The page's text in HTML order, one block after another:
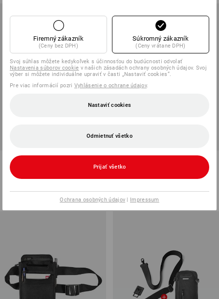
Backpack e.s.motion ten
5 farieb
e.s. Taška na náradie na plece
1 farba
(v. DPH) od 6 ks
Firemný zákazník
(Ceny bez DPH)
Súkromný zákazník
(Ceny vrátane DPH)
Svoj súhlas môžete kedykoľvek s účinnosťou do budúcnosti odvolať
Nastavenia súborov cookie v našich zásadách ochrany osobných údajov. Svoj
výber si môžete individuálne upraviť v časti „Nastaviť cookies“.
Pre viac informácií pozri Vyhlásenie o ochrane údajov.
Nastaviť cookies
Odmietnuť všetko
Prijať všetko
Ochrana osobných údajov | Impressum